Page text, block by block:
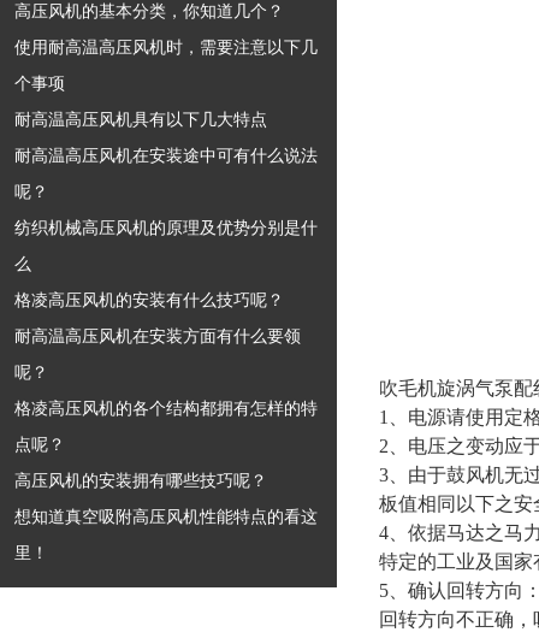
高压风机的基本分类，你知道几个？
使用耐高温高压风机时，需要注意以下几
个事项
耐高温高压风机具有以下几大特点
耐高温高压风机在安装途中可有什么说法
呢？
纺织机械高压风机的原理及优势分别是什
么
格凌高压风机的安装有什么技巧呢？
耐高温高压风机在安装方面有什么要领
呢？
格凌高压风机的各个结构都拥有怎样的特
点呢？
高压风机的安装拥有哪些技巧呢？
想知道真空吸附高压风机性能特点的看这
里！
吹毛机旋涡气泵配
1、电源请使用定
2、电压之变动应
3、由于鼓风机无
板值相同以下之安
4、依据马达之马
特定的工业及国
5、确认回转方向
回转方向不正确